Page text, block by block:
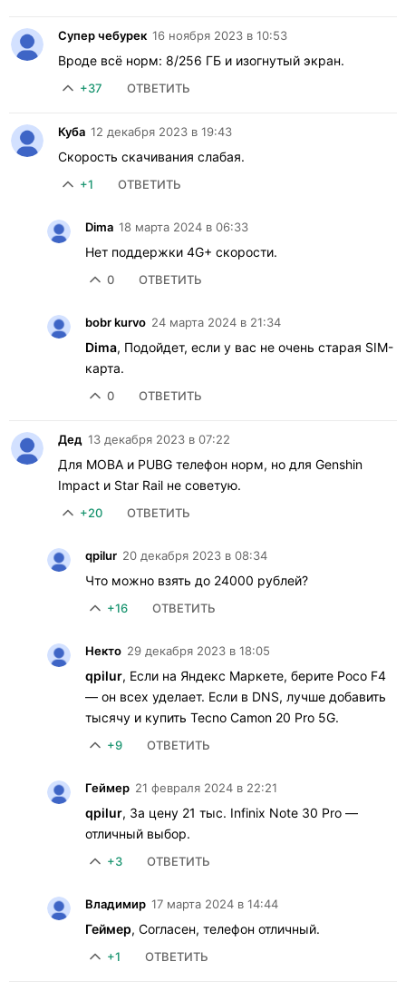
Супер чебурек 16 ноября 2023 в 10:53
Вроде всё норм: 8/256 ГБ и изогнутый экран.
+37 ОТВЕТИТЬ
Куба 12 декабря 2023 в 19:43
Скорость скачивания слабая.
+1 ОТВЕТИТЬ
Dima 18 марта 2024 в 06:33
Нет поддержки 4G+ скорости.
0 ОТВЕТИТЬ
bobr kurvo 24 марта 2024 в 21:34
Dima, Подойдет, если у вас не очень старая SIM-
карта.
0 ОТВЕТИТЬ
Дед 13 декабря 2023 в 07:22
Для MOBA и PUBG телефон норм, но для Genshin
Impact и Star Rail не советую.
+20 ОТВЕТИТЬ
qpilur 20 декабря 2023 в 08:34
Что можно взять до 24000 рублей?
+16 ОТВЕТИТЬ
Некто 29 декабря 2023 в 18:05
qpilur, Если на Яндекс Маркете, берите Poco F4
— он всех уделает. Если в DNS, лучше добавить
тысячу и купить Tecno Camon 20 Pro 5G.
+9 ОТВЕТИТЬ
Геймер 21 февраля 2024 в 22:21
qpilur, За цену 21 тыс. Infinix Note 30 Pro —
отличный выбор.
+3 ОТВЕТИТЬ
Владимир 17 марта 2024 в 14:44
Геймер, Согласен, телефон отличный.
+1 ОТВЕТИТЬ